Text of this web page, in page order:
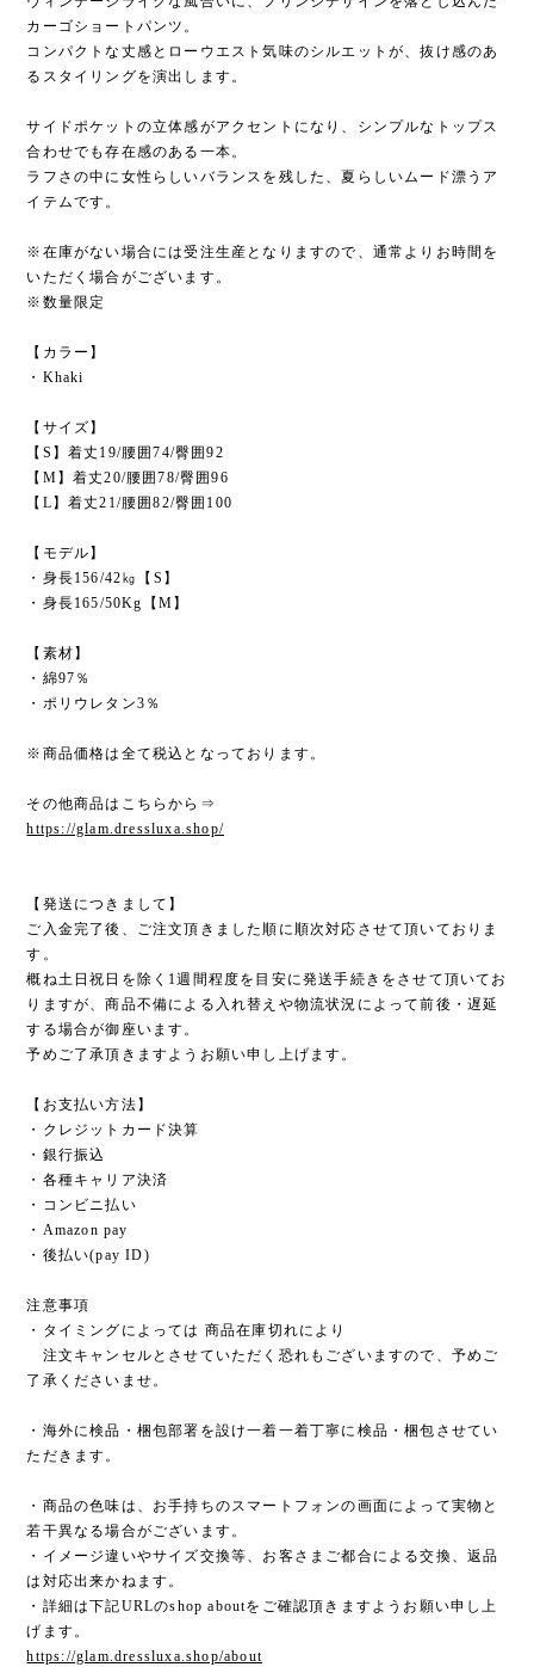
カーゴショートパンツ。
コンパクトな丈感とローウエスト気味のシルエットが、抜け感のあ
るスタイリングを演出します。
サイドポケットの立体感がアクセントになり、シンプルなトップス
合わせでも存在感のある一本。
ラフさの中に女性らしいバランスを残した、夏らしいムード漂うア
イテムです。
※在庫がない場合には受注生産となりますので、通常よりお時間を
いただく場合がございます。
※数量限定
【カラー】
・Khaki
【サイズ】
【S】着丈19/腰囲74/臀囲92
【M】着丈20/腰囲78/臀囲96
【L】着丈21/腰囲82/臀囲100
【モデル】
・身長156/42㎏【S】
・身長165/50Kg【M】
【素材】
・綿97％
・ポリウレタン3％
※商品価格は全て税込となっております。
その他商品はこちらから⇒
https://glam.dressluxa.shop/
【発送につきまして】
ご入金完了後、ご注文頂きました順に順次対応させて頂いておりま
す。
概ね土日祝日を除く1週間程度を目安に発送手続きをさせて頂いてお
りますが、商品不備による入れ替えや物流状況によって前後・遅延
する場合が御座います。
予めご了承頂きますようお願い申し上げます。
【お支払い方法】
・クレジットカード決算
・銀行振込
・各種キャリア決済
・コンビニ払い
・Amazon pay
・後払い(pay ID)
注意事項
・タイミングによっては 商品在庫切れにより
注文キャンセルとさせていただく恐れもございますので、予めご
了承くださいませ。
・海外に検品・梱包部署を設け一着一着丁寧に検品・梱包させてい
ただきます。
・商品の色味は、お手持ちのスマートフォンの画面によって実物と
若干異なる場合がございます。
・イメージ違いやサイズ交換等、お客さまご都合による交換、返品
は対応出来かねます。
・詳細は下記URLのshop aboutをご確認頂きますようお願い申し上
げます。
https://glam.dressluxa.shop/about